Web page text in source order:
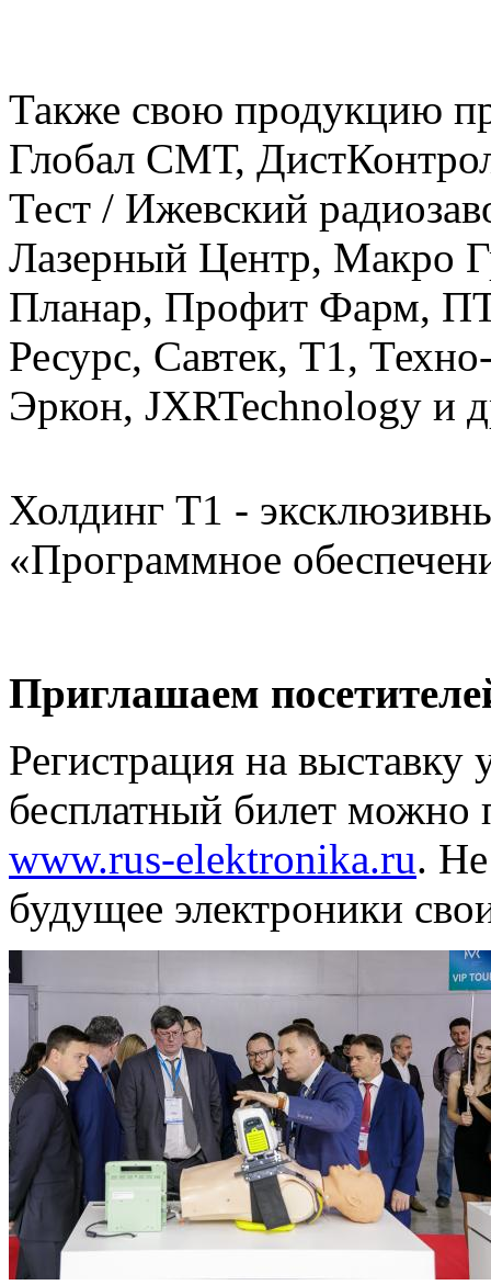
Также свою продукцию
Глобал СМТ,
Тест / Ижевский
Лазерный Центр, Макро
Планар, Профит Фарм,
Ресурс, Савтек, Т1,
Эркон, JXRTechnology и
Холдинг Т1 -
«Программное
Приглашаем
Регистрация на
бесплатный билет можно
www.rus-elektronika.ru.
будущее электроники